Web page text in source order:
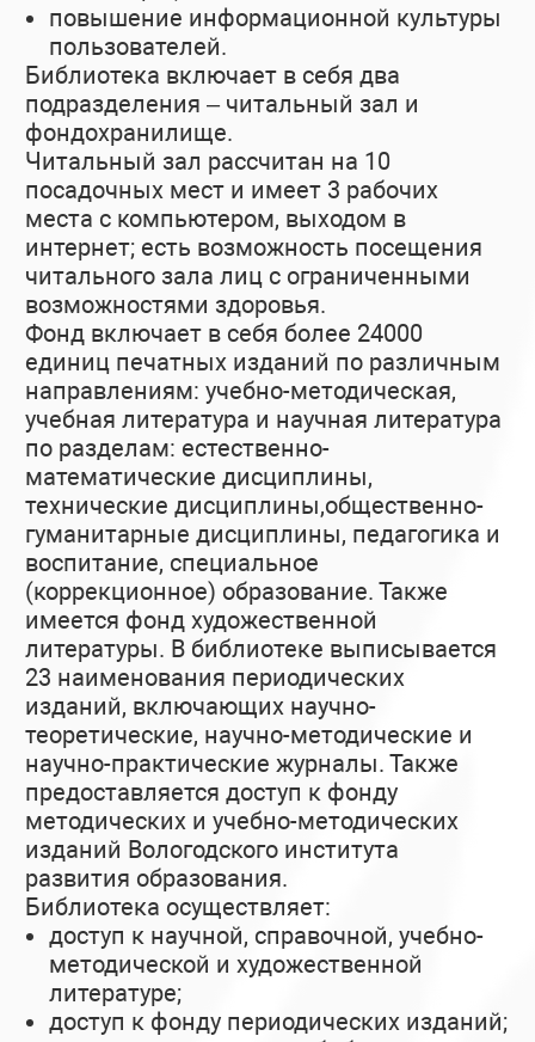
повышение информационной культуры
пользователей.
Библиотека включает в себя два
подразделения – читальный зал и
фондохранилище.
Читальный зал рассчитан на 10
посадочных мест и имеет 3 рабочих
места с компьютером, выходом в
интернет; есть возможность посещения
читального зала лиц с ограниченными
возможностями здоровья.
Фонд включает в себя более 24000
единиц печатных изданий по различным
направлениям: учебно-методическая,
учебная литература и научная литература
по разделам: естественно-
математические дисциплины,
технические дисциплины,общественно-
гуманитарные дисциплины, педагогика и
воспитание, специальное
(коррекционное) образование. Также
имеется фонд художественной
литературы. В библиотеке выписывается
23 наименования периодических
изданий, включающих научно-
теоретические, научно-методические и
научно-практические журналы. Также
предоставляется доступ к фонду
методических и учебно-методических
изданий Вологодского института
развития образования.
Библиотека осуществляет:
доступ к научной, справочной, учебно-
методической и художественной
литературе;
доступ к фонду периодических изданий;